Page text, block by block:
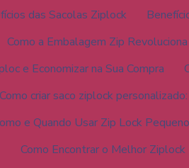
das Sacolas Ziplock
Como a Embalagem Zip
e Economizar na Sua Compra
Como criar saco ziplock
e Quando Usar Zip Lock
Como Encontrar o Melhor Ziplock